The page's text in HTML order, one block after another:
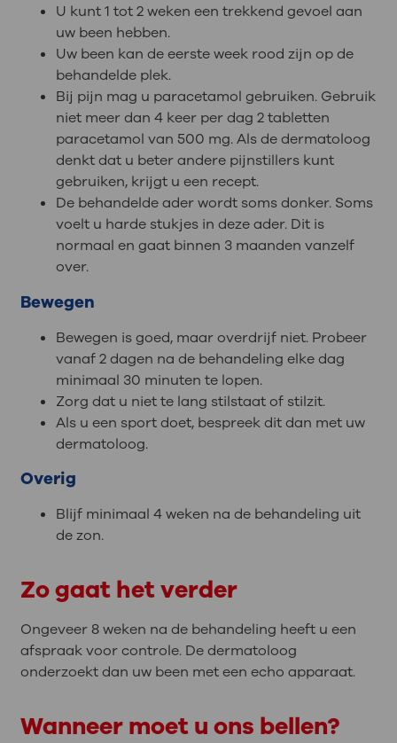
U kunt 1 tot 2 weken een trekkend gevoel aan
uw been hebben.
Uw been kan de eerste week rood zijn op de
behandelde plek.
Bij pijn mag u paracetamol gebruiken. Gebruik
niet meer dan 4 keer per dag 2 tabletten
paracetamol van 500 mg. Als de dermatoloog
denkt dat u beter andere pijnstillers kunt
gebruiken, krijgt u een recept.
De behandelde ader wordt soms donker. Soms
voelt u harde stukjes in deze ader. Dit is
normaal en gaat binnen 3 maanden vanzelf
over.
Bewegen
Bewegen is goed, maar overdrijf niet. Probeer
vanaf 2 dagen na de behandeling elke dag
minimaal 30 minuten te lopen.
Zorg dat u niet te lang stilstaat of stilzit.
Als u een sport doet, bespreek dit dan met uw
dermatoloog.
Overig
Blijf minimaal 4 weken na de behandeling uit
de zon.
Zo gaat het verder
Ongeveer 8 weken na de behandeling heeft u een
afspraak voor controle. De dermatoloog
onderzoekt dan uw been met een echo apparaat.
Wanneer moet u ons bellen?